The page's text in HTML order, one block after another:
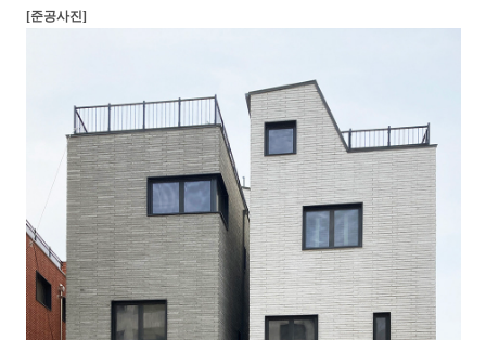
[준공사진]